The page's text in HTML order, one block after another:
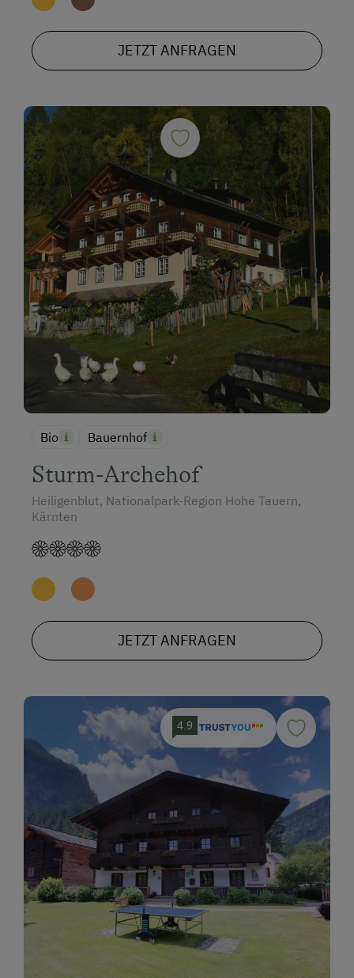
JETZT ANFRAGEN
Bio Bauernhof
Sturm-Archehof
Heiligenblut, Nationalpark-Region Hohe Tauern,
Kärnten
JETZT ANFRAGEN
4.9